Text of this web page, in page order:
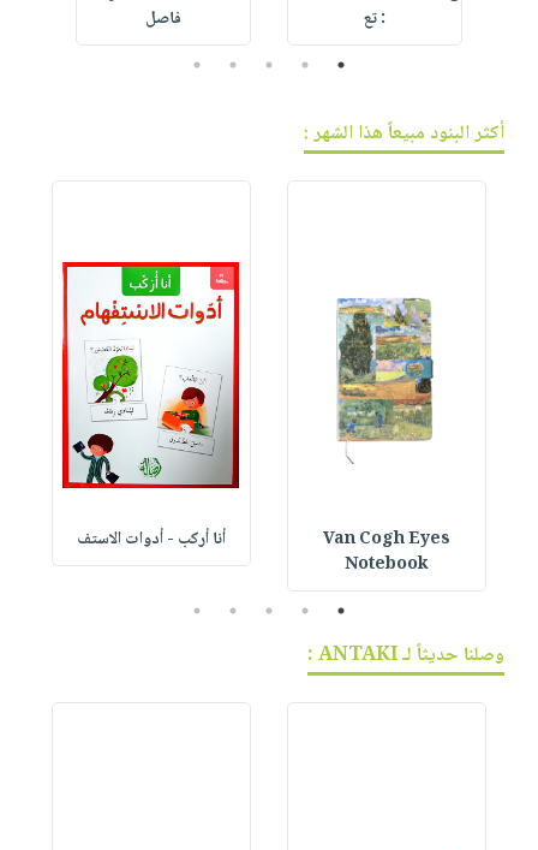
: تع
فاصل
1
2
3
4
5
أكثر البنود مبيعاً هذا الشهر :
Van Cogh Eyes
Notebook
أنا أركب - أدوات الاستف
1
2
3
4
5
وصلنا حديثاً لـ ANTAKI :